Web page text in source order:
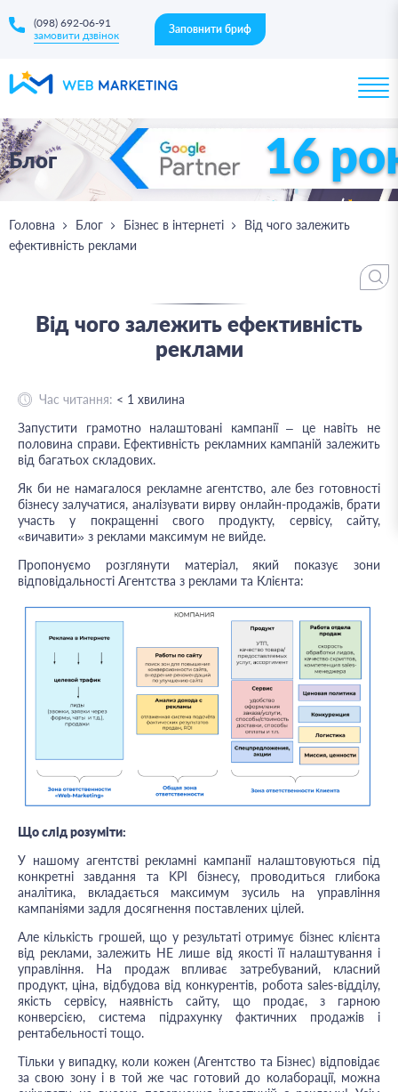
(098) 692-06-91
замовити дзвінок
Заповнити бриф
Блог 16
Головна Блог Бізнес в інтернеті
Від чого залежить
ефективність реклами
Від чого залежить ефективність
реклами
Час читання: < 1 хвилина
Запустити грамотно налаштовані кампанії – це навіть не
половина справи. Ефективність рекламних кампаній залежить
від багатьох складових.
Як би не намагалося рекламне агентство, але без готовності
бізнесу залучатися, аналізувати вирву онлайн-продажів, брати
участь у покращенні свого продукту, сервісу, сайту,
«вичавити» з реклами максимум не вийде.
Пропонуємо розглянути матеріал, який показує зони
відповідальності Агентства з реклами та Клієнта:
Що слід розуміти:
У нашому агентстві рекламні кампанії налаштовуються під
конкретні завдання та KPI бізнесу, проводиться глибока
аналітика, вкладається максимум зусиль на управління
кампаніями задля досягнення поставлених цілей.
Але кількість грошей, що у результаті отримує бізнес клієнта
від реклами, залежить НЕ лише від якості її налаштування і
управління. На продаж впливає затребуваний, класний
продукт, ціна, відбудова від конкурентів, робота sales-відділу,
якість сервісу, наявність сайту, що продає, з гарною
конверсією, система підрахунку фактичних продажів і
рентабельності тощо.
Тільки у випадку, коли кожен (Агентство та Бізнес) відповідає
за свою зону і в той же час готовий до колаборації, можна